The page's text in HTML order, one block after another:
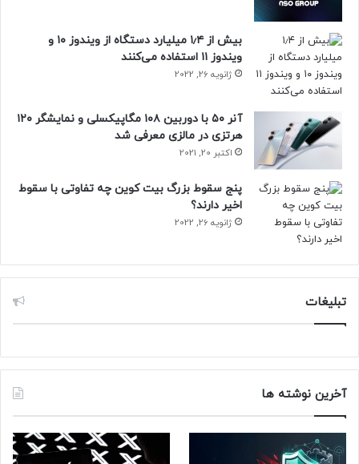
بیش از ۱٫۴ میلیارد دستگاه از ویندوز ۱۰ و
ویندوز ۱۱ استفاده می‌کنند
ژانویه 26, 2022
آنر ۵۰ با دوربین ۱۰۸ مگاپیکسلی و نمایشگر ۱۲۰
هرتزی در مالزی معرفی شد
اکتبر 20, 2021
پنج سقوط بزرگ بیت کوین چه تفاوتی با سقوط
اخیر دارند؟
ژانویه 26, 2022
تبلیغات
آخرین نوشته ها